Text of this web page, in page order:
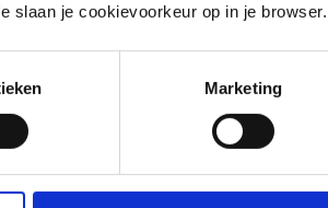
slaan je cookievoorkeur op in je browser.
Marketing